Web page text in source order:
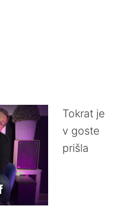
Tokrat je
v goste
prišla